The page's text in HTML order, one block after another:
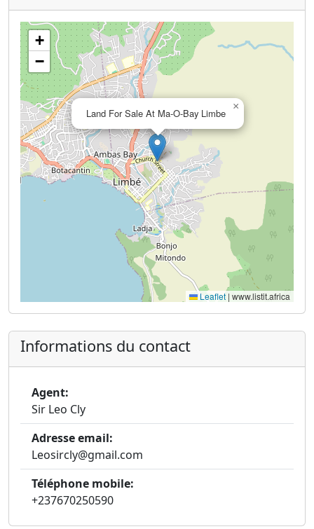
Land For Sale At Ma-O-Bay Limbe
×
+
−
Leaflet | www.listit.africa
Informations du contact
Agent:
Sir Leo Cly
Adresse email:
Leosircly@gmail.com
Téléphone mobile:
+237670250590